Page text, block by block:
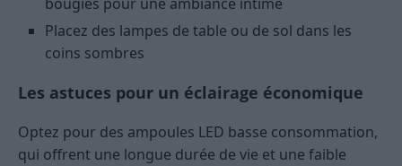
Placez des lampes de table ou de sol dans les
coins sombres
Les astuces pour un éclairage économique
Optez pour des ampoules LED basse consommation,
qui offrent une longue durée de vie et une faible